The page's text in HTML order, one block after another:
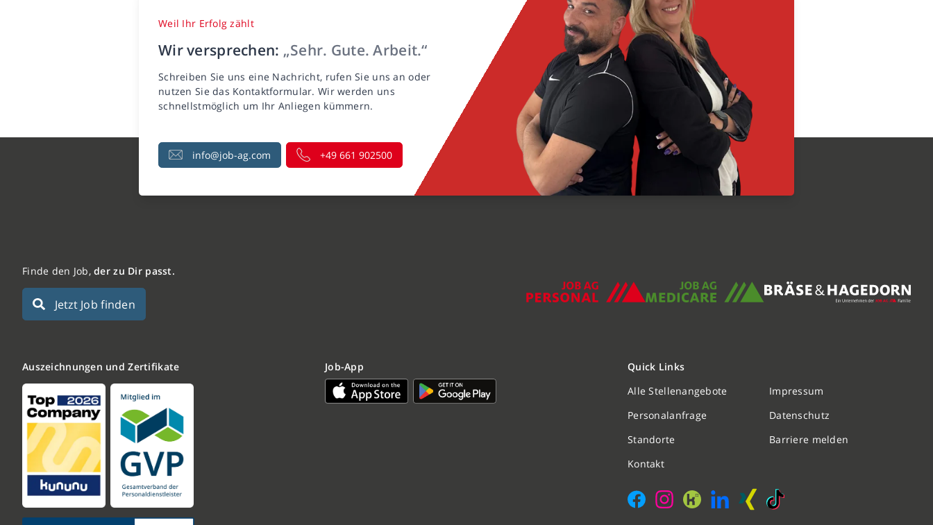
Nachricht schreiben
Personalanfrage
Weil Ihr Erfolg zählt
Wir versprechen: „Sehr. Gute. Arbeit.“
Schreiben Sie uns eine Nachricht, rufen Sie uns an oder
nutzen Sie das Kontaktformular. Wir werden uns
schnellstmöglich um Ihr Anliegen kümmern.
info@job-ag.com +49 661 902500
Finde den Job,der zu Dir passt.
Jetzt Job finden
Auszeichnungen und Zertifikate Job-App
Quick Links
Alle Stellenangebote
Personalanfrage
Standorte
Kontakt
Impressum
Datenschutz
Barriere melden